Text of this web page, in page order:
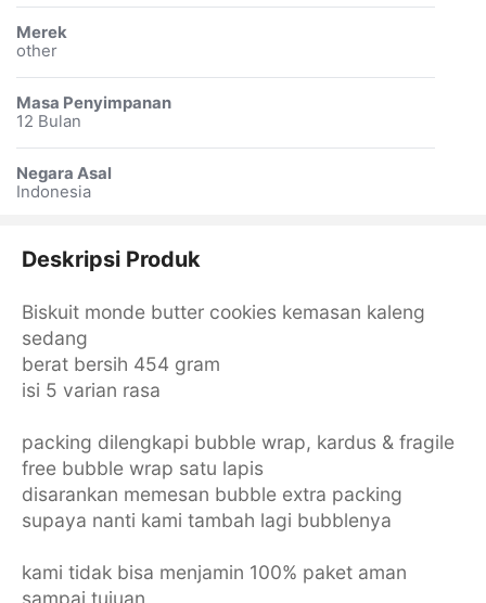
Merek
other
Masa Penyimpanan
12 Bulan
Negara Asal
Indonesia
Deskripsi Produk
Biskuit monde butter cookies kemasan kaleng
sedang
berat bersih 454 gram
isi 5 varian rasa
packing dilengkapi bubble wrap, kardus & fragile
free bubble wrap satu lapis
disarankan memesan bubble extra packing
supaya nanti kami tambah lagi bubblenya
kami tidak bisa menjamin 100% paket aman
sampai tujuan